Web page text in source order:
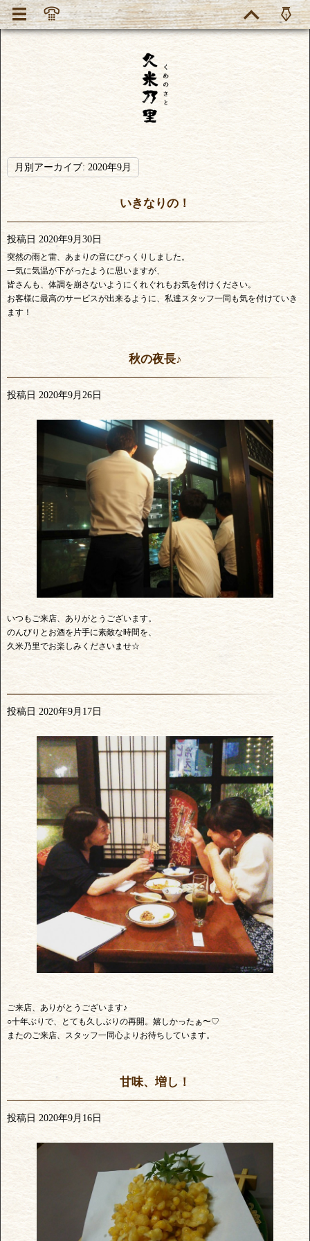
月別アーカイブ: 2020年9月
いきなりの！
投稿日 2020年9月30日
突然の雨と雷、あまりの音にびっくりしました。
一気に気温が下がったように思いますが、
皆さんも、体調を崩さないようにくれぐれもお気を付けください。
お客様に最高のサービスが出来るように、私達スタッフ一同も気を付けていき
ます！
秋の夜長♪
投稿日 2020年9月26日
いつもご来店、ありがとうございます。
のんびりとお酒を片手に素敵な時間を、
久米乃里でお楽しみくださいませ☆
投稿日 2020年9月17日
ご来店、ありがとうございます♪
○十年ぶりで、とても久しぶりの再開。嬉しかったぁ〜♡
またのご来店、スタッフ一同心よりお待ちしています。
甘味、増し！
投稿日 2020年9月16日